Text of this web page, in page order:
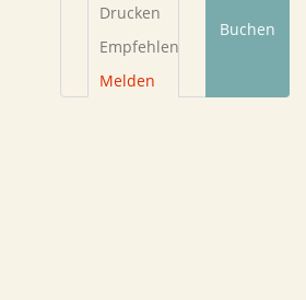
Drucken
Empfehlen
Melden
Buchen